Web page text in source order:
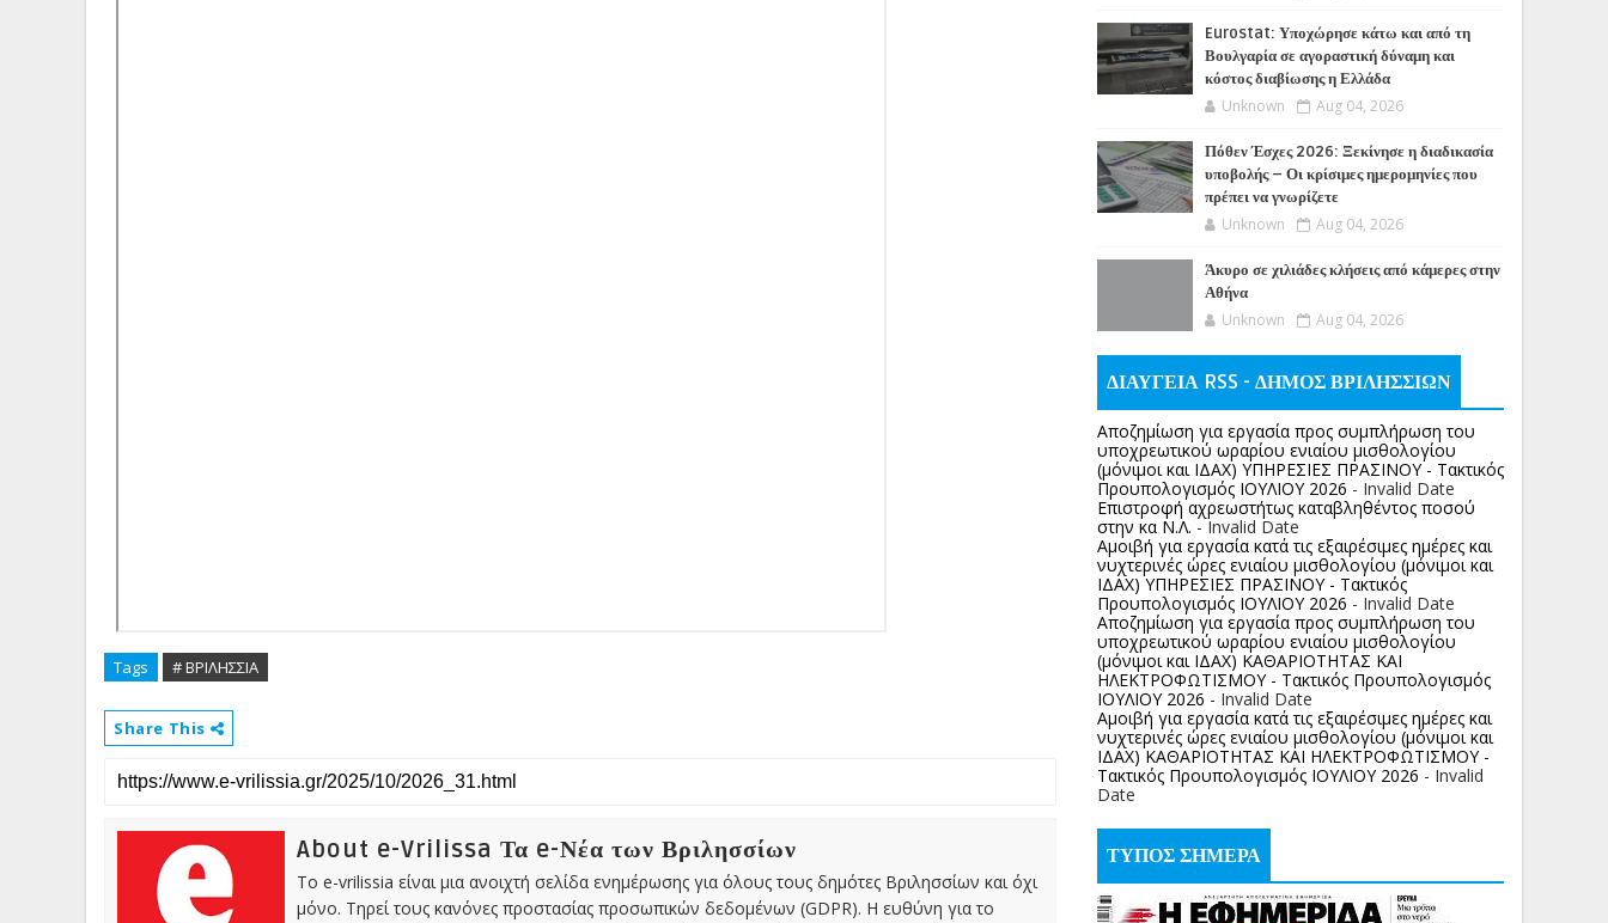
Tags # ΒΡΙΛΗΣΣΙΑ
Share This
About e-Vrilissa Τα e-Νέα των Βριλησσίων
Το e-vrilissia είναι μια ανοιχτή σελίδα ενημέρωσης για όλους τους δημότες Βριλησσίων και όχι
μόνο. Τηρεί τους κανόνες προστασίας προσωπικών δεδομένων (GDPR). Η ευθύνη για το
Eurostat: Υποχώρησε κάτω και από τη
Βουλγαρία σε αγοραστική δύναμη και
κόστος διαβίωσης η Ελλάδα
Unknown Aug 04, 2026
Πόθεν Έσχες 2026: Ξεκίνησε η διαδικασία
υποβολής – Οι κρίσιμες ημερομηνίες που
πρέπει να γνωρίζετε
Unknown Aug 04, 2026
Άκυρο σε χιλιάδες κλήσεις από κάμερες στην
Αθήνα
Unknown Aug 04, 2026
ΔΙΑΥΓΕΙΑ RSS - ΔΗΜΟΣ ΒΡΙΛΗΣΣΙΩΝ
Αποζημίωση για εργασία προς συμπλήρωση του
υποχρεωτικού ωραρίου ενιαίου μισθολογίου
(μόνιμοι και ΙΔΑΧ) ΥΠΗΡΕΣΙΕΣ ΠΡΑΣΙΝΟΥ - Τακτικός
Προυπολογισμός ΙΟΥΛΙΟΥ 2026 - Invalid Date
Επιστροφή αχρεωστήτως καταβληθέντος ποσoύ
στην κα Ν.Λ. - Invalid Date
Αμοιβή για εργασία κατά τις εξαιρέσιμες ημέρες και
νυχτερινές ώρες ενιαίου μισθολογίου (μόνιμοι και
ΙΔΑΧ) ΥΠΗΡΕΣΙΕΣ ΠΡΑΣΙΝΟΥ - Τακτικός
Προυπολογισμός ΙΟΥΛΙΟΥ 2026 - Invalid Date
Αποζημίωση για εργασία προς συμπλήρωση του
υποχρεωτικού ωραρίου ενιαίου μισθολογίου
(μόνιμοι και ΙΔΑΧ) ΚΑΘΑΡΙΟΤΗΤΑΣ ΚΑΙ
ΗΛΕΚΤΡΟΦΩΤΙΣΜΟΥ - Τακτικός Προυπολογισμός
ΙΟΥΛΙΟΥ 2026 - Invalid Date
Αμοιβή για εργασία κατά τις εξαιρέσιμες ημέρες και
νυχτερινές ώρες ενιαίου μισθολογίου (μόνιμοι και
ΙΔΑΧ) ΚΑΘΑΡΙΟΤΗΤΑΣ ΚΑΙ ΗΛΕΚΤΡΟΦΩΤΙΣΜΟΥ -
Τακτικός Προυπολογισμός ΙΟΥΛΙΟΥ 2026 - Invalid
Date
ΤΥΠΟΣ ΣΗΜΕΡΑ